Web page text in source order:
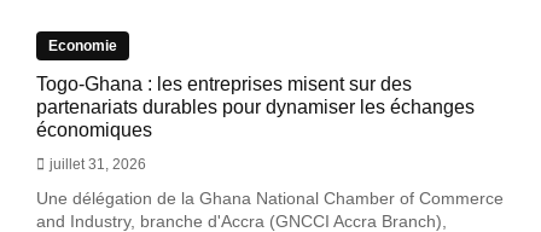
Economie
Togo-Ghana : les entreprises misent sur des
partenariats durables pour dynamiser les échanges
économiques
juillet 31, 2026
Une délégation de la Ghana National Chamber of Commerce
and Industry, branche d'Accra (GNCCI Accra Branch),